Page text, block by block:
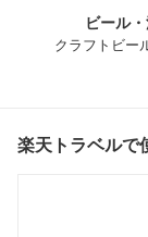
ビール
クラフトビー
楽天トラベルで